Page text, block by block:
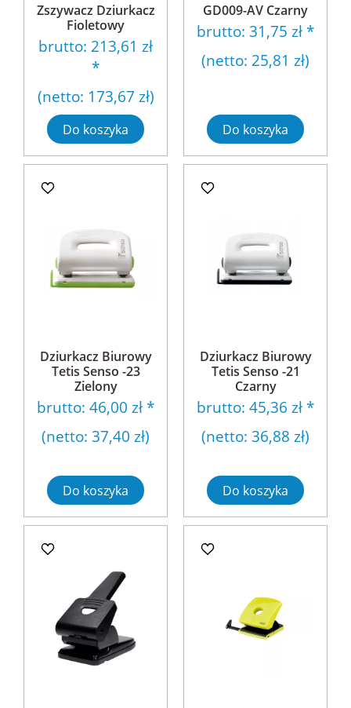
Zszywacz Dziurkacz
Fioletowy
brutto: 213,61 zł
*
(netto: 173,67 zł)
Do koszyka
GD009-AV Czarny
brutto: 31,75 zł *
(netto: 25,81 zł)
Do koszyka
Dziurkacz Biurowy
Tetis Senso -23
Zielony
brutto: 46,00 zł *
(netto: 37,40 zł)
Do koszyka
Dziurkacz Biurowy
Tetis Senso -21
Czarny
brutto: 45,36 zł *
(netto: 36,88 zł)
Do koszyka